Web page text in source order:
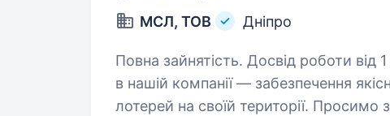
МСЛ, ТОВ
Дніпро
Повна зайнятість. Досвід роботи від 1 року. Місія
в нашій компанії — забезпечення
лотерей на своїй території. Просимо